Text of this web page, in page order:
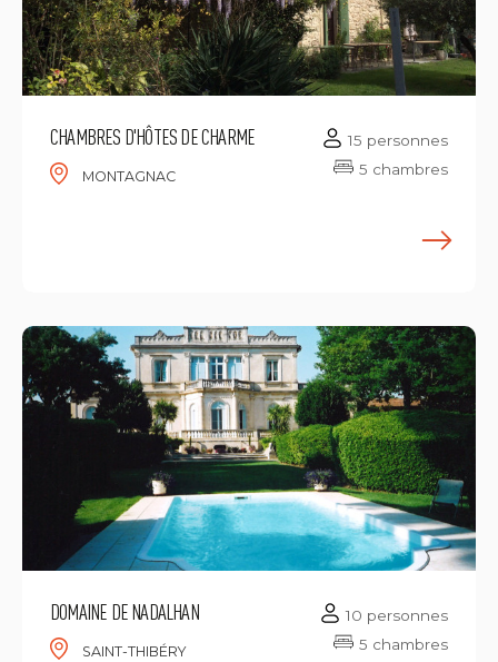
CHAMBRES D'HÔTES DE CHARME
MONTAGNAC
15 personnes
5 chambres
DOMAINE DE NADALHAN
SAINT-THIBÉRY
10 personnes
5 chambres